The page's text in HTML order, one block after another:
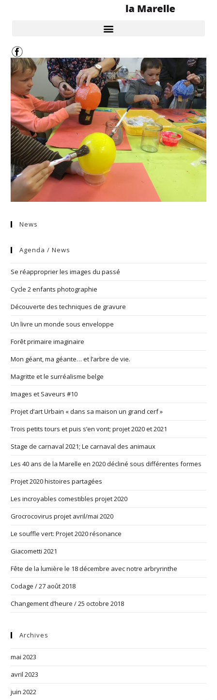
News
Agenda / News
Se réapproprier les images du passé
Cycle 2 enfants photographie
Découverte des techniques de gravure
Un livre un monde sous enveloppe
Forêt primaire imaginaire
Mon géant, ma géante… et l’arbre de vie.
Magritte et le surréalisme belge
Images et Saveurs #10
Projet d’art Urbain « dans sa maison un grand cerf »
Trois petits tours et puis s’en vont; projet 2020 et 2021
Stage de carnaval 2021; Le carnaval des animaux
Les 40 ans de la Marelle en 2020 décliné sous différentes formes
Projet 2020 histoires partagées
Les incroyables comestibles projet 2020
Grocrocovirus projet avril/mai 2020
Le souffle vert: Projet 2020 résonance
Giacometti 2021
Fête de la lumière le 18 décembre avec notre arbryrinthe
Codage / 27 août 2018
Changement d’heure / 25 octobre 2018
Archives
mai 2023
avril 2023
juin 2022